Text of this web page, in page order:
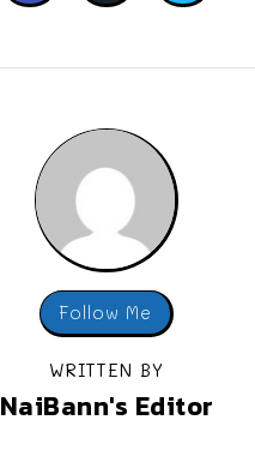
Follow Me
WRITTEN BY
NaiBann's Editor